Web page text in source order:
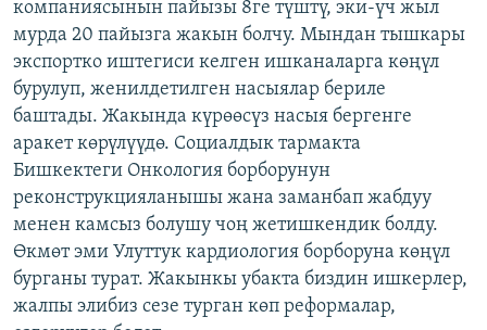
компаниясынын пайызы 8ге түштү, эки-үч жыл
мурда 20 пайызга жакын болчу. Мындан тышкары
экспортко иштегиси келген ишканаларга көңүл
бурулуп, женилдетилген насыялар бериле
баштады. Жакында күрөөсүз насыя бергенге
аракет көрүлүүдө. Социалдык тармакта
Бишкектеги Онкология борборунун
реконструкцияланышы жана заманбап жабдуу
менен камсыз болушу чоң жетишкендик болду.
Өкмөт эми Улуттук кардиология борборуна көңүл
бурганы турат. Жакынкы убакта биздин ишкерлер,
жалпы элибиз сезе турган көп реформалар,